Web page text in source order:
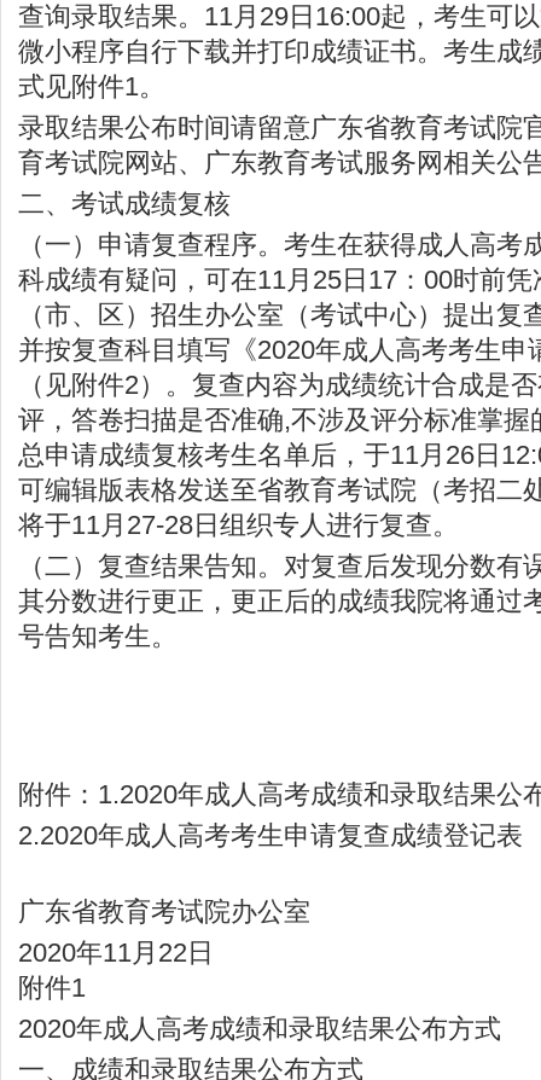
查询录取结果。11月29日16:00起，考生可
微小程序自行下载并打印成绩证书。考生成
式见附件1。
录取结果公布时间请留意广东省教育考试院
育考试院网站、广东教育考试服务网相关公
二、考试成绩复核
（一）申请复查程序。考生在获得成人高考
科成绩有疑问，可在11月25日17：00时前
（市、区）招生办公室（考试中心）提出复
并按复查科目填写《2020年成人高考考生申
（见附件2）。复查内容为成绩统计合成是
评，答卷扫描是否准确,不涉及评分标准掌握
总申请成绩复核考生名单后，于11月26日
可编辑版表格发送至省教育考试院（考招二
将于11月27-28日组织专人进行复查。
（二）复查结果告知。对复查后发现分数有
其分数进行更正，更正后的成绩我院将通过
号告知考生。
附件：1.2020年成人高考成绩和录取结果公
2.2020年成人高考考生申请复查成绩登记表
广东省教育考试院办公室
2020年11月22日
附件1
2020年成人高考成绩和录取结果公布方式
一、成绩和录取结果公布方式